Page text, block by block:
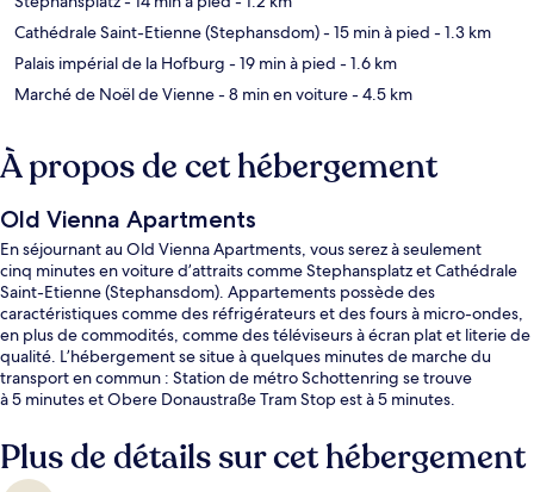
Cathédrale Saint-Etienne (Stephansdom)- 15 min à pied - 1.3 km
Palais impérial de la Hofburg - 19 min à pied - 1.6 km
Marché de Noël de Vienne- 8 min en voiture- 4.5 km
À propos de cet hébergement
Old Vienna Apartments
En séjournant au Old Vienna Apartments, vous serez à seulement
cinq minutes en voiture d’attraits comme Stephansplatz et Cathédrale
Saint-Etienne (Stephansdom). Appartements possède des
caractéristiques comme des réfrigérateurs et des fours à micro-ondes,
en plus de commodités, comme des téléviseurs à écran plat et literie de
qualité. L’hébergement se situe à quelques minutes de marche du
transport en commun : Station de métro Schottenring se trouve
à 5 minutes et Obere Donaustraße Tram Stop est à 5 minutes.
Plus de détails sur cet hébergement